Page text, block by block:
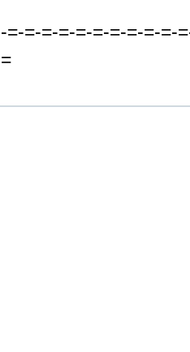
-=-=-=-=-=-=-=-=-=-=-
=